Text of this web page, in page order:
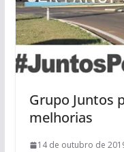
Grupo Juntos
melhorias
14 de outubro de